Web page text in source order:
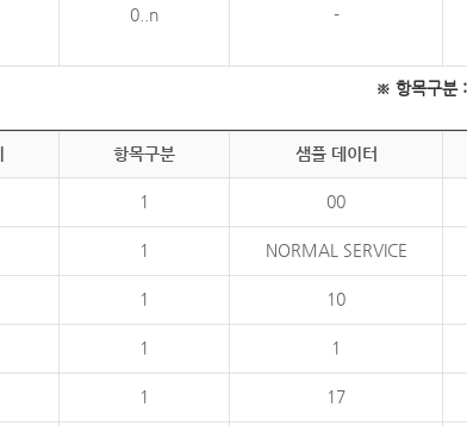
0..n -
※ 항목구분
항목구분 샘플 데이터
1 00
1 NORMAL SERVICE
1 10
1 1
1 17